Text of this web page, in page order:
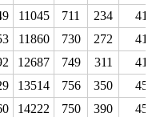
11045 711 234
41
11860 730 272
41
12687 749 311
41
13514 756 350
45
14222 750 390 45